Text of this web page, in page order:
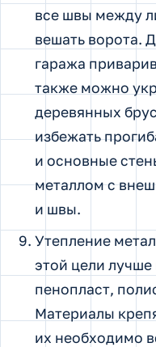
все швы между
вешать ворота.
гаража
также можно
деревянных
избежать
и основные
металлом с
и швы.
Утепление
этой цели
пенопласт,
Материалы
их необходимо